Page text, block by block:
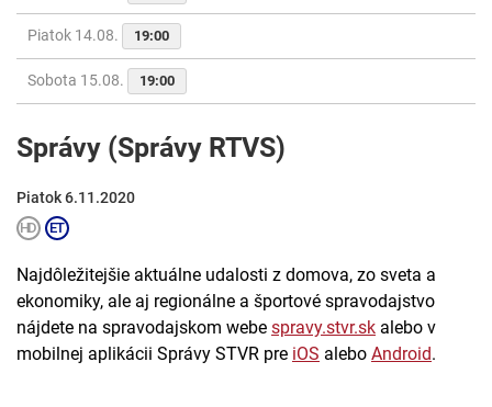
Piatok 14.08. 19:00
Sobota 15.08. 19:00
Správy (Správy RTVS)
Piatok 6.11.2020
Najdôležitejšie aktuálne udalosti z domova, zo sveta a
ekonomiky, ale aj regionálne a športové spravodajstvo
nájdete na spravodajskom webe spravy.stvr.sk alebo v
mobilnej aplikácii Správy STVR pre iOS alebo Android.